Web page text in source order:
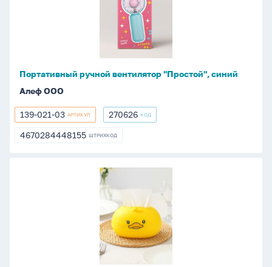
Портативный ручной вентилятор "Простой", синий
Алеф ООО
139-
021-
139-021-03 АРТИКУЛ 270626
270626 КОД
4670284448155
4670284448155 ШТРИХКОД